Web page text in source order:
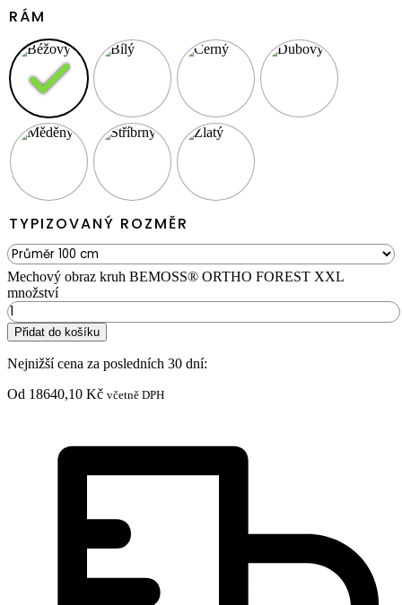
RÁM
TYPIZOVANÝ ROZMĚR
Mechový obraz kruh BEMOSS® ORTHO FOREST XXL
množství
Přidat do košíku
Nejnižší cena za posledních 30 dní:
Od 18640,10 Kč včetně DPH